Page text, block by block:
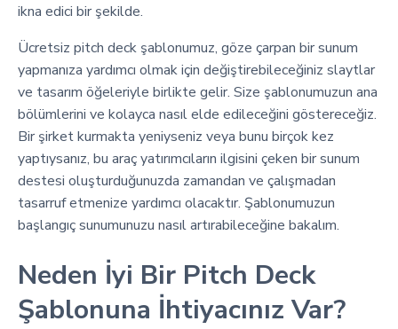
ikna edici bir şekilde.
Ücretsiz pitch deck şablonumuz, göze çarpan bir sunum
yapmanıza yardımcı olmak için değiştirebileceğiniz slaytlar
ve tasarım öğeleriyle birlikte gelir. Size şablonumuzun ana
bölümlerini ve kolayca nasıl elde edileceğini göstereceğiz.
Bir şirket kurmakta yeniyseniz veya bunu birçok kez
yaptıysanız, bu araç yatırımcıların ilgisini çeken bir sunum
destesi oluşturduğunuzda zamandan ve çalışmadan
tasarruf etmenize yardımcı olacaktır. Şablonumuzun
başlangıç sunumunuzu nasıl artırabileceğine bakalım.
Neden İyi Bir Pitch Deck
Şablonuna İhtiyacınız Var?